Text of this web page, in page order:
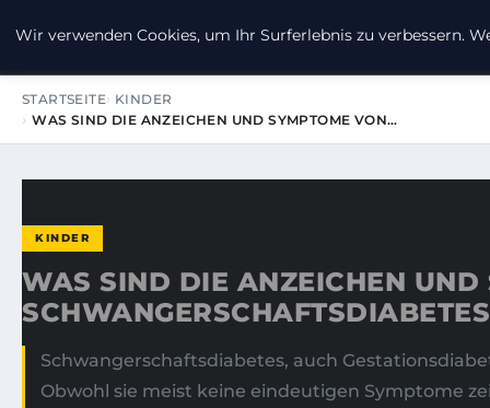
MEHR-GROSSE-FUER-DIE-
STARTSEITE KINDER
WAS SIND DIE ANZEICHEN UND SYMPTOME VON…
KINDER
WAS SIND DIE ANZEICHEN UND
Schwangerschaftsdiabetes, auch
Obwohl sie meist keine eindeutigen Symptome
Wir verwenden Cookies, um Ihr Surferlebnis zu verbessern.